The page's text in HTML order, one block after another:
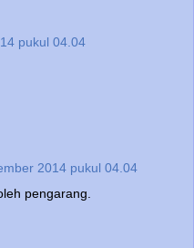
pukul 04.04
2014 pukul 04.04
pengarang.